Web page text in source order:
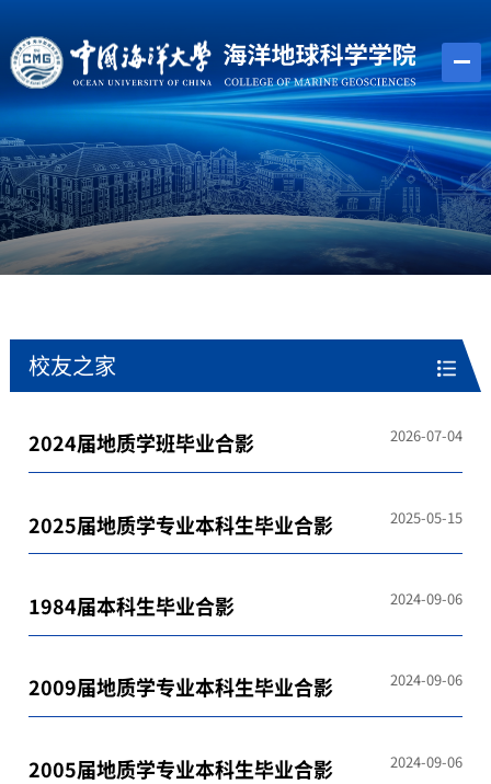
校友之家
2024届地质学班毕业合影 2026-07-04
2025届地质学专业本科生毕业合影 2025-05-15
1984届本科生毕业合影 2024-09-06
2009届地质学专业本科生毕业合影 2024-09-06
2005届地质学专业本科生毕业合影 2024-09-06